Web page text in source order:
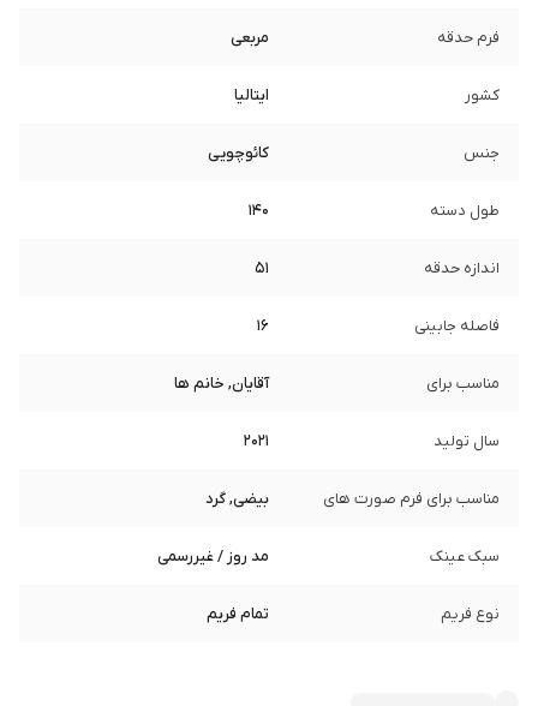
فرم حدقه مربعی
کشور ایتالیا
جنس کائوچویی
طول دسته 140
اندازه حدقه 51
فاصله جابینی 16
مناسب برای آقایان, خانم ها
سال تولید 2021
مناسب برای فرم صورت های بیضی, گرد
سبک عینک مد روز / غیررسمی
نوع فریم تمام فریم